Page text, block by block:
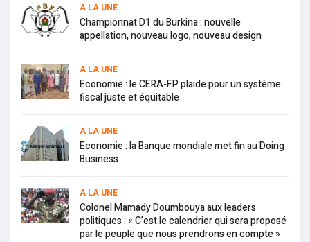
A LA UNE
Championnat D1 du Burkina : nouvelle
appellation, nouveau logo, nouveau design
A LA UNE
Economie : le CERA-FP plaide pour un système
fiscal juste et équitable
A LA UNE
Economie : la Banque mondiale met fin au Doing
Business
A LA UNE
Colonel Mamady Doumbouya aux leaders
politiques : « C’est le calendrier qui sera proposé
par le peuple que nous prendrons en compte »